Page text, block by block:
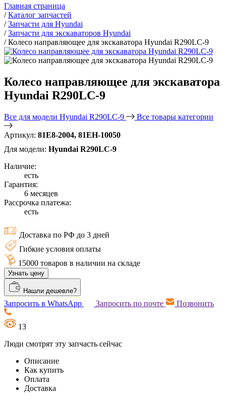
Главная страница
/Каталог запчастей
/Запчасти для Hyundai
/Запчасти для экскаваторов Hyundai
/Колесо направляющее для экскаватора Hyundai R290LC-9
Колесо направляющее для экскаватора
Hyundai R290LC-9
Все для модели Hyundai R290LC-9 Все товары категории
Артикул: 81E8-2004, 81EH-10050
Для модели: Hyundai R290LC-9
Наличие:
есть
Гарантия:
6 месяцев
Рассрочка платежа:
есть
Доставка по РФ до 3 дней
Гибкие условия оплаты
15000 товаров в наличии на складе
Узнать цену
Нашли дешевле?
Запросить в WhatsApp Запросить по почте Позвонить
13
Люди смотрят эту запчасть сейчас
Описание
Как купить
Оплата
Доставка